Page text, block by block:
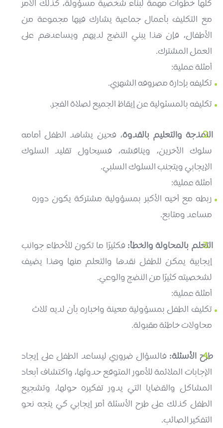
كلها خطوات مهمة لبناء شخصية مسؤولة، كذلك الأمر
مع التكليف بأعمال جماعية يشارك فيها مجموعة من
الأطفال، فإن هذا يبني النضج لديهم ويساعدهم على
العمل المشترك.
أمثلة عملية:
تكليفه بإدارة مصروفه الشهري.
تكليفه بالمسئولية عن إيقاظ الجميع لصلاة الفجر.
النمذجة والتعليم بالقدوة، فحين يشاهد الطفل أمامه
سلوك الآخرين، ويناقشه، فسيحاول تقليد السلوك
الإيجابي ويتجنب السلوك السلبي.
أمثلة عملية:
ربطه مع أخيه الأكبر بمسؤولية مشتركة يكون دوره
مساعد ومتابع.
التعلم بالمحاولة والخطأ: فكثيرًا ما تكون للأخطاء جوانب
إيجابية يمكن للطفل نقدها والتعلم منها وهذا يضيف
لشخصيته كثيرًا من النضج والوعي.
أمثلة عملية:
تكليف الطفل بمسؤولية معينة واخباره بأن لديه ثلاث
محاولات خاطئة مقبولة.
طرح الأسئلة: فالسؤال ضروري ليساعد الطفل على إيجاد
الإجابات الملائمة للأمور المتوقع حدوثها، واكتشاف أبعاد
المشاكل والقضايا التي يدور تفكيره حولها، وتشجيع
الطفل كذلك على طرح الأسئلة أمر إيجابي كي يتجه نحو
التفكير الصائب.